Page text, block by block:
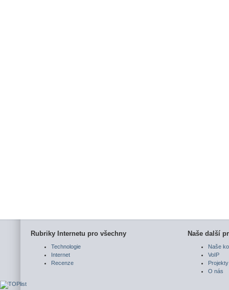
Rubriky Internetu pro všechny
Technologie
Internet
Recenze
Naše další
Naše
VoIP
Projekty
O nás